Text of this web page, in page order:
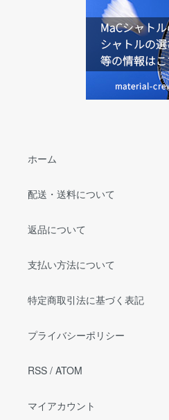
ホーム
配送・送料について
返品について
支払い方法について
特定商取引法に基づく表記
プライバシーポリシー
RSS / ATOM
マイアカウント